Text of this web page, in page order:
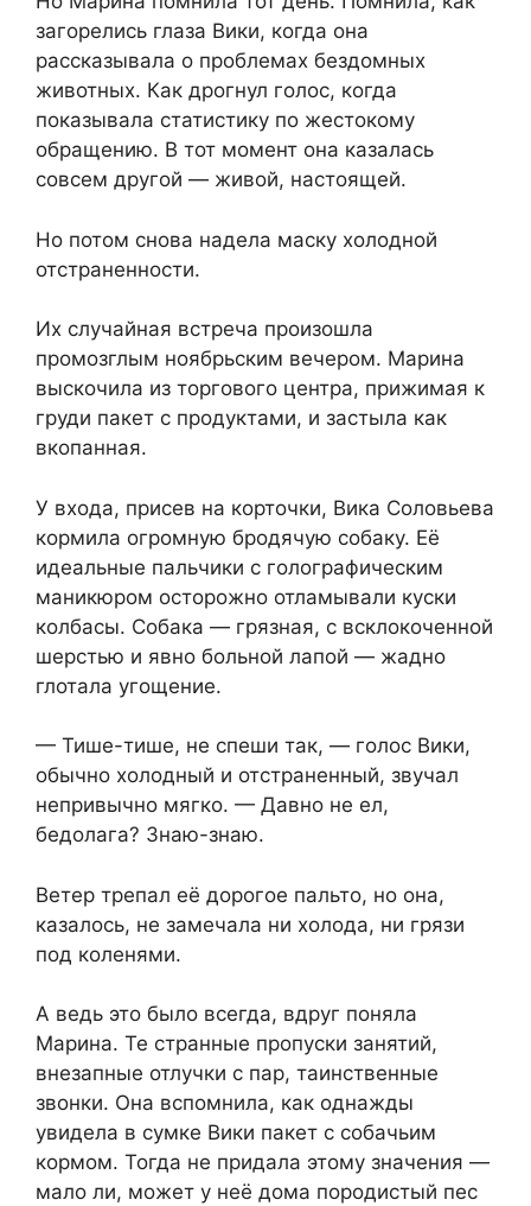
загорелись глаза Вики, когда она
рассказывала о проблемах бездомных
животных. Как дрогнул голос, когда
показывала статистику по жестокому
обращению. В тот момент она казалась
совсем другой — живой, настоящей.
Но потом снова надела маску холодной
отстраненности.
Их случайная встреча произошла
промозглым ноябрьским вечером. Марина
выскочила из торгового центра, прижимая к
груди пакет с продуктами, и застыла как
вкопанная.
У входа, присев на корточки, Вика Соловьева
кормила огромную бродячую собаку. Её
идеальные пальчики с голографическим
маникюром осторожно отламывали куски
колбасы. Собака — грязная, с всклокоченной
шерстью и явно больной лапой — жадно
глотала угощение.
— Тише-тише, не спеши так, — голос Вики,
обычно холодный и отстраненный, звучал
непривычно мягко. — Давно не ел,
бедолага? Знаю-знаю.
Ветер трепал её дорогое пальто, но она,
казалось, не замечала ни холода, ни грязи
под коленями.
А ведь это было всегда, вдруг поняла
Марина. Те странные пропуски занятий,
внезапные отлучки с пар, таинственные
звонки. Она вспомнила, как однажды
увидела в сумке Вики пакет с собачьим
кормом. Тогда не придала этому значения —
мало ли, может у неё дома породистый пес